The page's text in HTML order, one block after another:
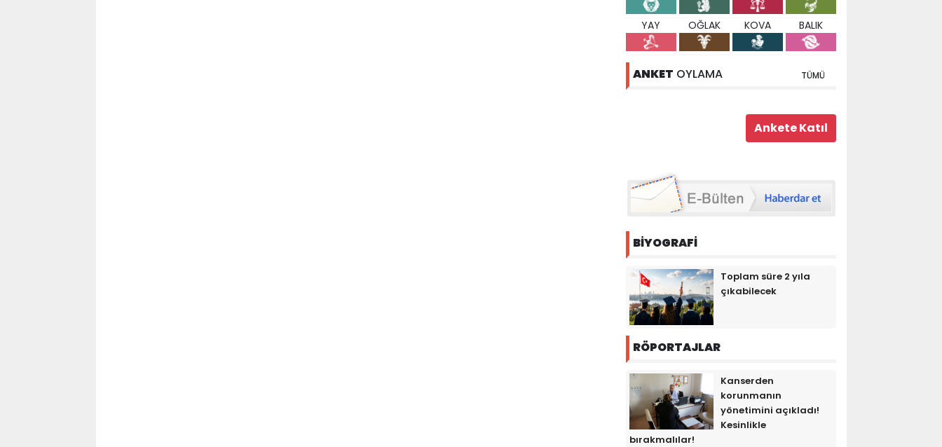
YAY OĞLAK KOVA BALIK
ANKET OYLAMA TÜMÜ
BİYOGRAFİ
Toplam süre 2 yıla
çıkabilecek
RÖPORTAJLAR
Kanserden
korunmanın
yönetimini açıkladı!
Kesinlikle
bırakmalılar!